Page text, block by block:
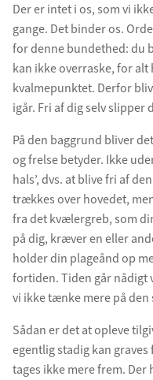
Der er intet i os, som vi
gange. Det binder os.
for denne bundethed: du
kan ikke overraske, for
kvalmepunktet. Derfor
igår. Fri af dig selv slipper
På den baggrund bliver
og frelse betyder. Ikke
hals’, dvs. at blive fri af
trækkes over hovedet,
fra det kvælergreb, som
på dig, kræver en eller
holder din plageånd op
fortiden. Tiden går nådigt
vi ikke tænke mere på den
Sådan er det at opleve
egentlig stadig kan
tages ikke mere frem. Der